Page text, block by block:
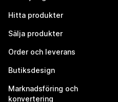
Hitta produkter
Sälja produkter
Order och leverans
Butiksdesign
Marknadsföring och
konvertering